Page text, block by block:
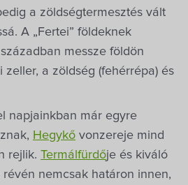
a zöldségtermesztés vált
A „Fertei” földeknek
messze földön
zeller, a zöldség (fehérrépa) és
napjainkban már egyre
Hegykő vonzereje mind
rejlik. Termálfürdője és kiváló
nemcsak határon innen,